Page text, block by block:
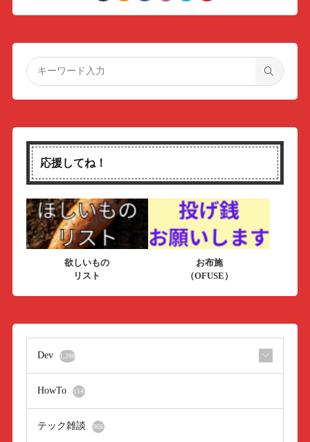
応援してね！
欲しいもの
リスト
お布施
（OFUSE）
Dev 1,288
HowTo 114
テック雑談 966